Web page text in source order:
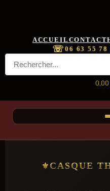
ACCUEIL CONTACT
☏06 63 55 78
0,00
CASQUE